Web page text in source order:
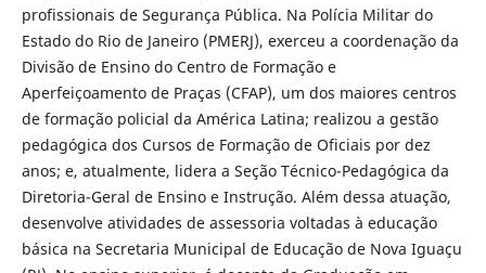
profissionais de Segurança Pública. Na Polícia Militar do
Estado do Rio de Janeiro (PMERJ), exerceu a coordenação da
Divisão de Ensino do Centro de Formação e
Aperfeiçoamento de Praças (CFAP), um dos maiores centros
de formação policial da América Latina; realizou a gestão
pedagógica dos Cursos de Formação de Oficiais por dez
anos; e, atualmente, lidera a Seção Técnico-Pedagógica da
Diretoria-Geral de Ensino e Instrução. Além dessa atuação,
desenvolve atividades de assessoria voltadas à educação
básica na Secretaria Municipal de Educação de Nova Iguaçu